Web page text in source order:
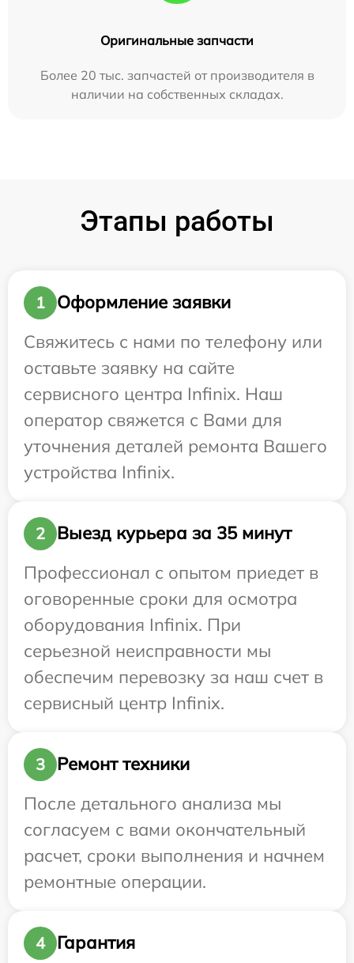
Оригинальные запчасти
Более 20 тыс. запчастей от производителя в
наличии на собственных складах.
Этапы работы
1
Оформление заявки
Свяжитесь с нами по телефону или
оставьте заявку на сайте
сервисного центра Infinix. Наш
оператор свяжется с Вами для
уточнения деталей ремонта Вашего
устройства Infinix.
2
Выезд курьера за 35 минут
Профессионал с опытом приедет в
оговоренные сроки для осмотра
оборудования Infinix. При
серьезной неисправности мы
обеспечим перевозку за наш счет в
сервисный центр Infinix.
3
Ремонт техники
После детального анализа мы
согласуем с вами окончательный
расчет, сроки выполнения и начнем
ремонтные операции.
4 Гарантия